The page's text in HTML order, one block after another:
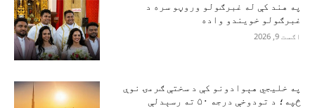
په هند کې له غبرګولو وروڼو سره د
غبرګولو خویندو واده
اګست 9, 2026
په خلیجي هېوادونو کې د سختې ګرمۍ نوې
څپه؛ د تودوخې درجه ۵۰ ته رسېدلې